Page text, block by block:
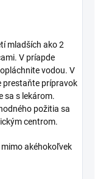
mladších ako 2
V príapde
vodou. V
prestaňte prípravok
sa s lekárom.
požitia sa
centrom.
akéhokoľvek